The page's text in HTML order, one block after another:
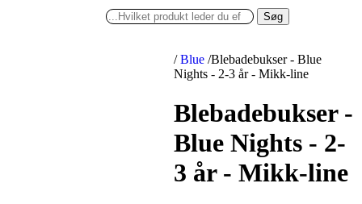
Søg
/ Blue /Blebadebukser - Blue
Nights - 2-3 år - Mikk-line
Blebadebukser -
Blue Nights - 2-
3 år - Mikk-line